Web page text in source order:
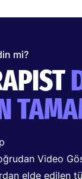
mi?
Video
elde edilen